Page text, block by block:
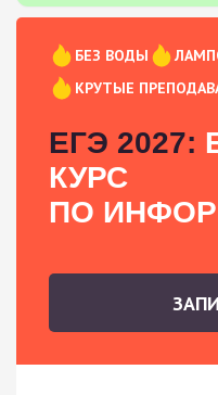
БЕЗ ВОДЫ
КРУТЫЕ
ЕГЭ 2027:
КУРС
ПО